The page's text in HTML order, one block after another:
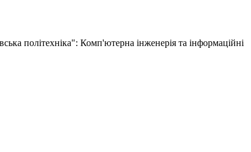
політехніка": Комп'ютерна інженерія та інформаційні